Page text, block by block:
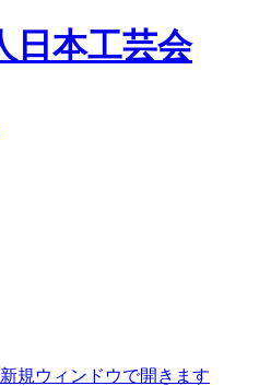
新規ウィンドウで開きます